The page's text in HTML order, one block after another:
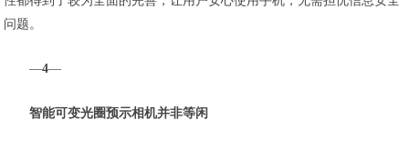
问题。
—4—
智能可变光圈预示相机并非等闲